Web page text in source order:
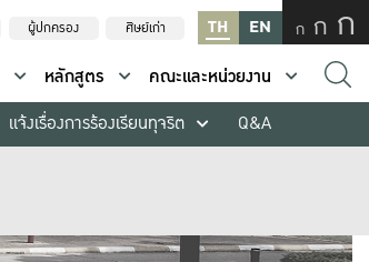
ผู้ปกครอง ศิษย์เก่า TH EN ก ก ก
หลักสูตร
คณะและหน่วยงาน
แจ้งเรื่องการร้องเรียนทุจริต Q&A